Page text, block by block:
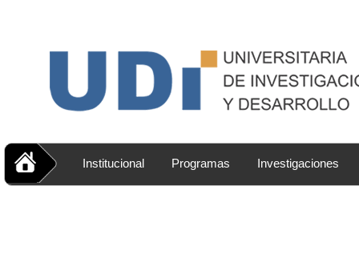
Institucional Programas Investigaciones